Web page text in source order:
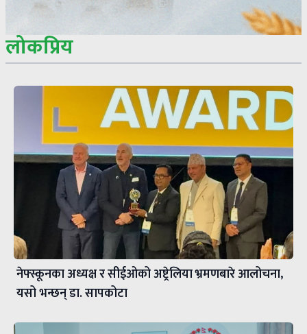
लोकप्रिय
नेफ्स्कूनका अध्यक्ष र सीईओको अष्ट्रेलिया भ्रमणबारे आलोचना,
यसो भन्छन् डा‍. सापकोटा